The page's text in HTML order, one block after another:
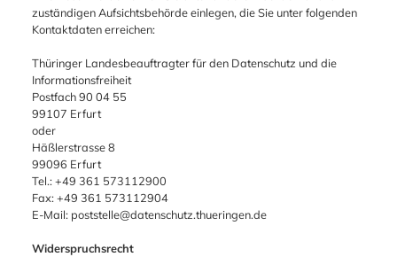
zuständigen Aufsichtsbehörde einlegen, die Sie unter folgenden
Kontaktdaten erreichen:
Thüringer Landesbeauftragter für den Datenschutz und die
Informationsfreiheit
Postfach 90 04 55
99107 Erfurt
oder
Häßlerstrasse 8
99096 Erfurt
Tel.: +49 361 573112900
Fax: +49 361 573112904
E-Mail: poststelle@datenschutz.thueringen.de
Widerspruchsrecht